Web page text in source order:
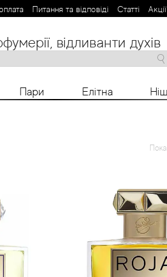
Питання та відповіді Статті Aкції
T V X Y Z
відливанти духів
Пари Елітна